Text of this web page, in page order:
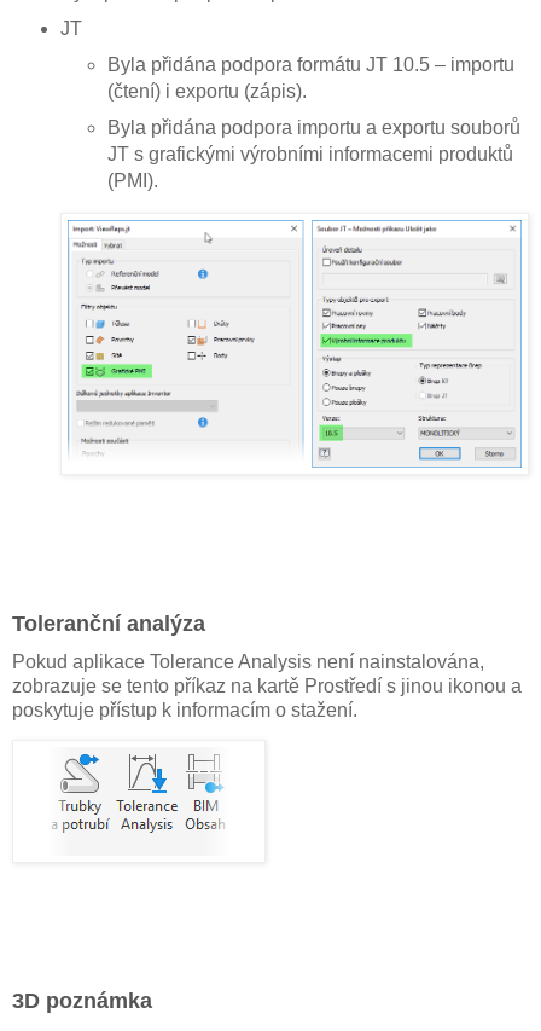
JT
Byla přidána podpora formátu JT 10.5 – importu
(čtení) i exportu (zápis).
Byla přidána podpora importu a exportu souborů
JT s grafickými výrobními informacemi produktů
(PMI).
Toleranční analýza
Pokud aplikace Tolerance Analysis není nainstalována,
zobrazuje se tento příkaz na kartě Prostředí s jinou ikonou a
poskytuje přístup k informacím o stažení.
3D poznámka